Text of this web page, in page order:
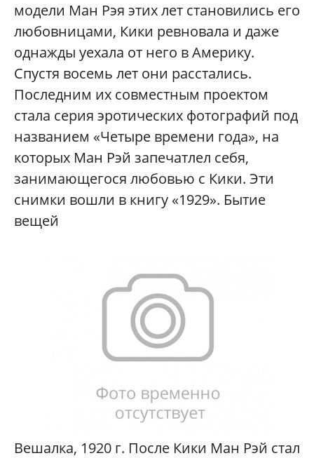
модели Ман Рэя этих лет становились его
любовницами, Кики ревновала и даже
однажды уехала от него в Америку.
Спустя восемь лет они расстались.
Последним их совместным проектом
стала серия эротических фотографий под
названием «Четыре времени года», на
которых Ман Рэй запечатлел себя,
занимающегося любовью с Кики. Эти
снимки вошли в книгу «1929». Бытие
вещей
Вешалка, 1920 г. После Кики Ман Рэй стал